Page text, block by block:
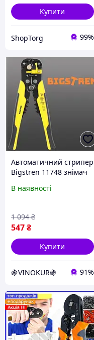
Купити
ShopTorg 99%
Автоматичний стрипер
Bigstren 11748 знімач
кримпер з регулятором
В наявності
547 ₴
1 094 ₴
Купити
🍇VINOKUR🍇 91%